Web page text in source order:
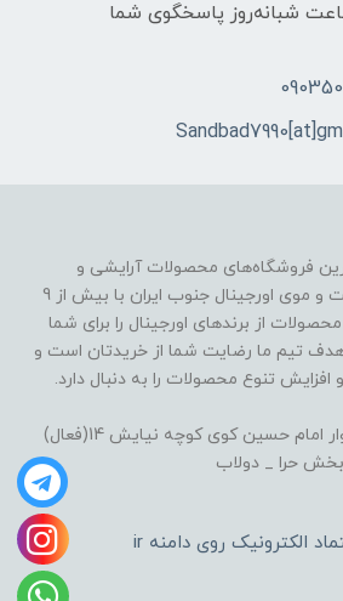
روز هفته ، ۲۴ ساعت شبانه‌روز پاسخگوی شما
فروشگاه‌های محصولات آرایشی و
بهداشتی ، مراقبت از پوست و موی اورجینال جنوب ایران با بیش از 9
از برندهای اورجینال را برای شما
تیم ما رضایت شما از خریدتان است و
تنوع محصولات را به دنبال دارد.
حسین کوی کوچه نیایش 14(فعال)
حرا _ دولاب